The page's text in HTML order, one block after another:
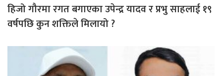
हिजो गौरमा रगत बगाएका उपेन्द्र यादव र प्रभु साहलाई १९
वर्षपछि कुन शक्तिले मिलायो ?